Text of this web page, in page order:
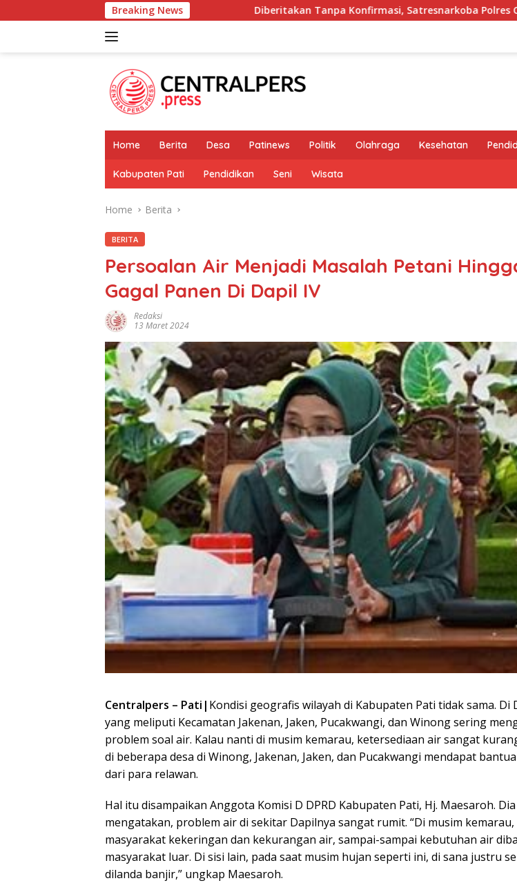
to
Breaking News
Diberitakan Tanpa Konfirmasi, Satresnarkoba Polres Cimahi dan Yayasan Ultra
Home Berita Desa Patinews Politik Olahraga Kesehatan
Kabupaten Pati Pendidikan Seni Wisata
Home Berita
BERITA
Persoalan Air Menjadi Masalah Petani
Gagal Panen Di Dapil IV
Redaksi
13 Maret 2024
Centralpers – Pati| Kondisi geografis wilayah di Kabupaten Pati tidak sama. Di
yang meliputi Kecamatan Jakenan, Jaken, Pucakwangi, dan Winong sering
problem soal air. Kalau nanti di musim kemarau, ketersediaan air sangat
di beberapa desa di Winong, Jakenan, Jaken, dan Pucakwangi mendapat
dari para relawan.
Hal itu disampaikan Anggota Komisi D DPRD Kabupaten Pati, Hj. Maesaroh. Dia
mengatakan, problem air di sekitar Dapilnya sangat rumit. “Di musim kemarau,
masyarakat kekeringan dan kekurangan air, sampai-sampai kebutuhan air
masyarakat luar. Di sisi lain, pada saat musim hujan seperti ini, di sana justru
dilanda banjir,” ungkap Maesaroh.